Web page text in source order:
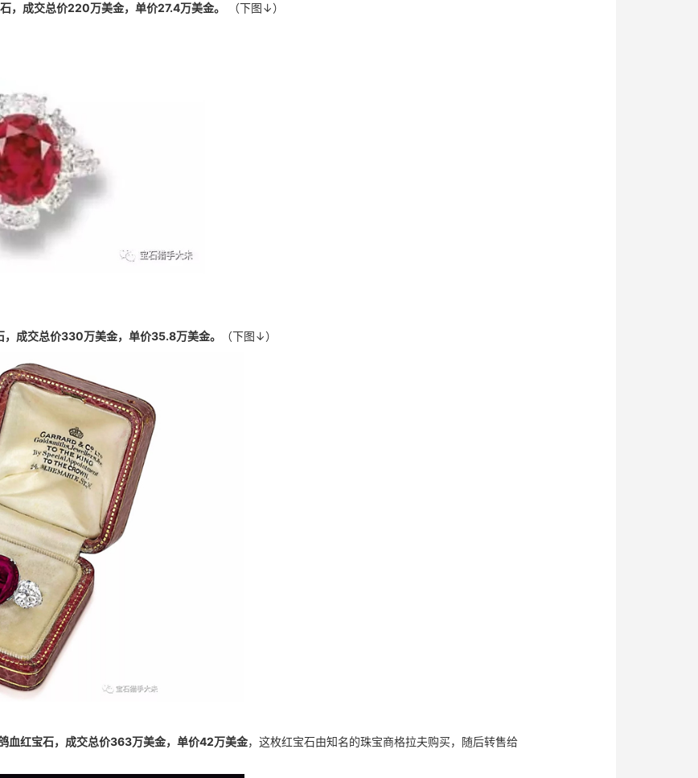
，成交总价220万美金，单价27.4万美金。 （下图↓）
成交总价330万美金，单价35.8万美金。 （下图↓）
红宝石，成交总价363万美金，单价42万美金，这枚红宝石由知名的珠宝商格拉夫购买，随后转售给